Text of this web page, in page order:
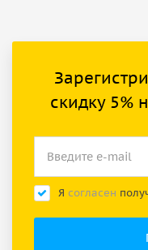
скидку 5%
Я согласен